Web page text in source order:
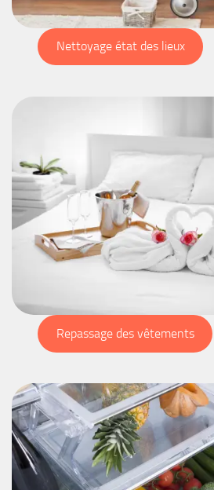
Nettoyage état des lieux
Repassage des vêtements